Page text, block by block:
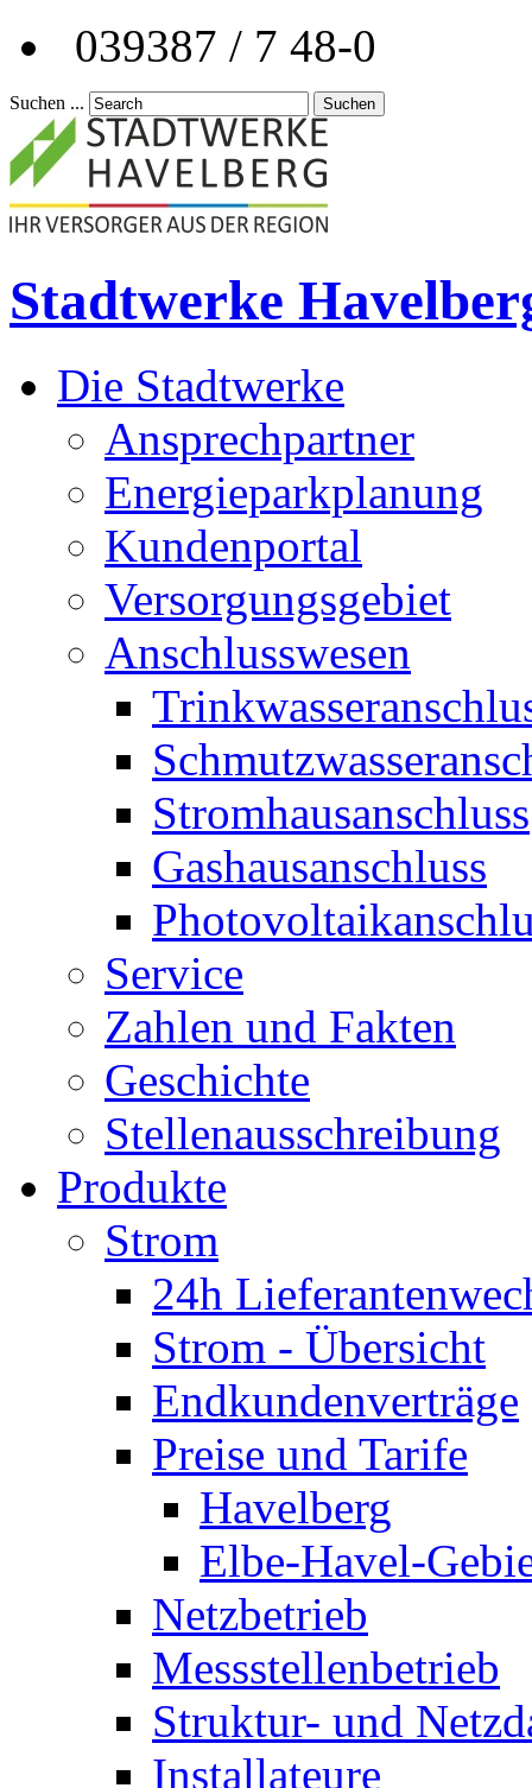
039387 / 7 48-0
Suchen ... Suchen
Stadtwerke
Die Stadtwerke
Ansprechpartner
Energieparkplanung
Kundenportal
Versorgungsgebiet
Anschlusswesen
Stromhausanschluss
Gashausanschluss
Service
Zahlen und Fakten
Geschichte
Stellenausschreibung
Produkte
Strom
24h
Strom - Übersicht
Endkundenverträge
Preise und Tarife
Havelberg
Elbe-Havel-
Netzbetrieb
Messstellenbetrieb
Struktur- und
Installateure